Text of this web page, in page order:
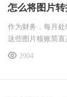
怎么将图片转
作为财务，每月
这些图片核账简
不合理，再也不
2904